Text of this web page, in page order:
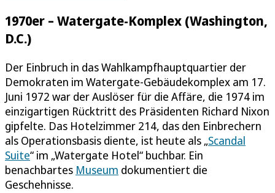
1970er – Watergate-Komplex (Washington,
D.C.)
Der Einbruch in das Wahlkampfhauptquartier der
Demokraten im Watergate-Gebäudekomplex am 17.
Juni 1972 war der Auslöser für die Affäre, die 1974 im
einzigartigen Rücktritt des Präsidenten Richard Nixon
gipfelte. Das Hotelzimmer 214, das den Einbrechern
als Operationsbasis diente, ist heute als „Scandal
Suite“ im „Watergate Hotel“ buchbar. Ein
benachbartes Museum dokumentiert die
Geschehnisse.